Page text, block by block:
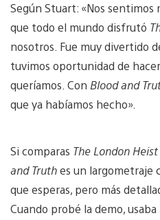
Según Stuart: «Nos sentimos
que todo el mundo disfrutó
nosotros. Fue muy divertido
tuvimos oportunidad de
queríamos. Con Blood and
que ya habíamos hecho».
Si comparas The London Heist
and Truthes un largometraje
que esperas, pero más
Cuando probé la demo,